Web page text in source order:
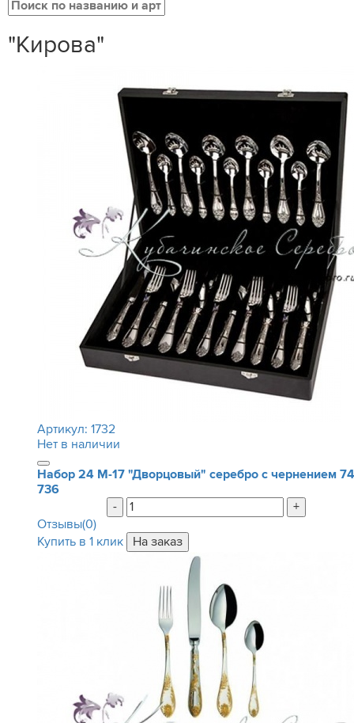
"Кирова"
Артикул:1732
Нет в наличии
Набор 24 М-17 "Дворцовый" серебро с чернением
736
-
+
Отзывы(0)
Купить в 1 клик